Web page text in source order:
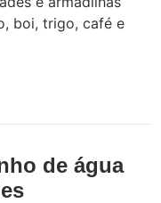
boi, trigo, café e
de água